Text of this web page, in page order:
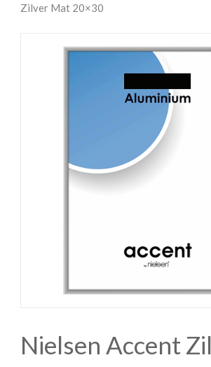
Zilver Mat 20×30
Nielsen Accent